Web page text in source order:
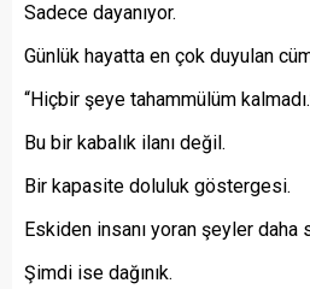
Sadece dayanıyor.
Günlük hayatta en çok duyulan
“Hiçbir şeye tahammülüm
Bu bir kabalık ilanı değil.
Bir kapasite doluluk göstergesi.
Eskiden insanı yoran şeyler daha
Şimdi ise dağınık.